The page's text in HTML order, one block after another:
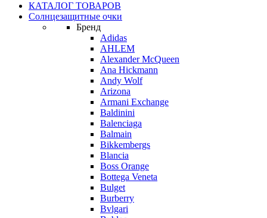
КАТАЛОГ ТОВАРОВ
Солнцезащитные очки
Бренд
Adidas
AHLEM
Alexander McQueen
Ana Hickmann
Andy Wolf
Arizona
Armani Exchange
Baldinini
Balenciaga
Balmain
Bikkembergs
Blancia
Boss Orange
Bottega Veneta
Bulget
Burberry
Bvlgari